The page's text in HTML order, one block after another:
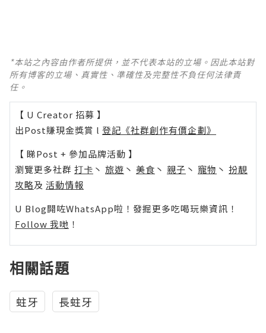
*本站之內容由作者所提供，並不代表本站的立場。因此本站對
所有博客的立場、真實性、準確性及完整性不負任何法律責
任。
【 U Creator 招募 】
出Post賺現金獎賞 l 登記《社群創作有價企劃》
【 睇Post + 參加品牌活動 】
瀏覽更多社群 打卡 丶 旅遊 丶 美食 丶 親子 丶 寵物 丶 扮靚
攻略及 活動情報
U Blog開咗WhatsApp啦！發掘更多吃喝玩樂資訊！
Follow 我哋 ！
相關話題
蛀牙 長蛀牙